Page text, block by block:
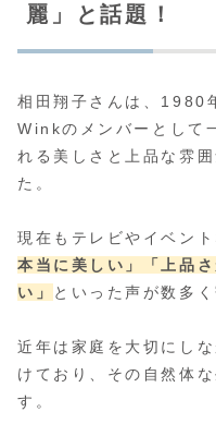
麗」と話題！
相田翔子さんは、1980
Winkのメンバーとして
れる美しさと上品な雰
た。
現在もテレビやイベン
本当に美しい」
「上品
い」
といった声が数多
近年は家庭を大切にし
けており、その自然体
す。